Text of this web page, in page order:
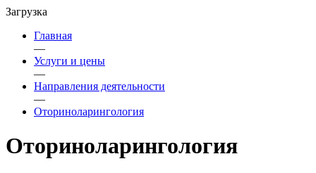
Загрузка
Главная
—
Услуги и цены
—
Направления деятельности
—
Оториноларингология
Оториноларингология